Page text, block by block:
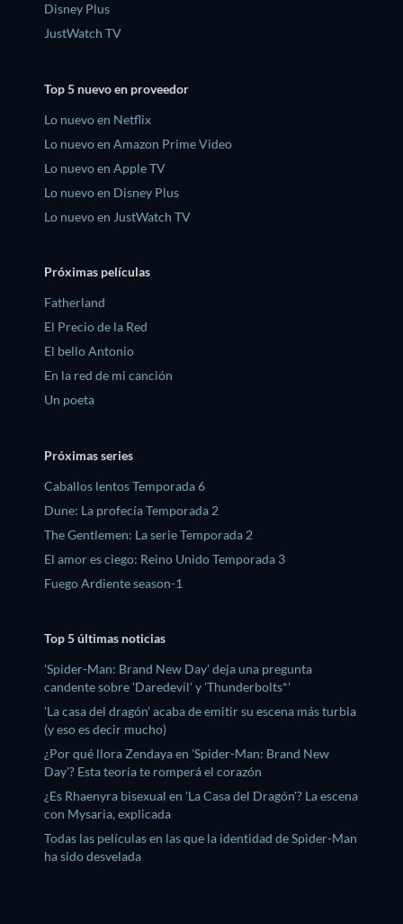
Disney Plus
JustWatch TV
Top 5 nuevo en proveedor
Lo nuevo en Netflix
Lo nuevo en Amazon Prime Video
Lo nuevo en Apple TV
Lo nuevo en Disney Plus
Lo nuevo en JustWatch TV
Próximas películas
Fatherland
El Precio de la Red
El bello Antonio
En la red de mi canción
Un poeta
Próximas series
Caballos lentos Temporada 6
Dune: La profecía Temporada 2
The Gentlemen: La serie Temporada 2
El amor es ciego: Reino Unido Temporada 3
Fuego Ardiente season-1
Top 5 últimas noticias
'Spider-Man: Brand New Day' deja una pregunta
candente sobre 'Daredevil' y 'Thunderbolts*'
'La casa del dragón' acaba de emitir su escena más turbia
(y eso es decir mucho)
¿Por qué llora Zendaya en 'Spider-Man: Brand New
Day'? Esta teoría te romperá el corazón
¿Es Rhaenyra bisexual en 'La Casa del Dragón'? La escena
con Mysaria, explicada
Todas las películas en las que la identidad de Spider-Man
ha sido desvelada